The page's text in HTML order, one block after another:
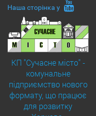
Наша сторiнка у
КП "Сучасне місто" -
комунальне
підприємство нового
формату, що працює
для розвитку